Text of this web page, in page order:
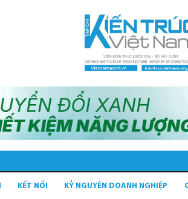
KẾT NỐI KỶ NGUYÊN DOANH NGHIỆP